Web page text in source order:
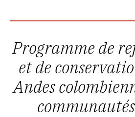
Programme de
et de
Andes